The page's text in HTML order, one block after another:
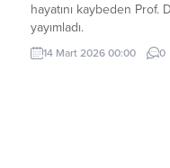
hayatını kaybeden Prof.
yayımladı.
14 Mart 2026 00:00 0